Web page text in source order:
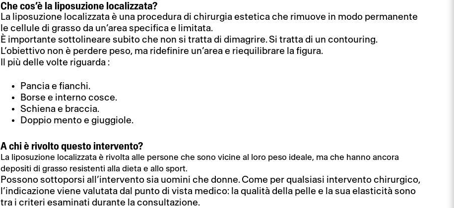
Che cos’è la liposuzione localizzata?
La liposuzione localizzata è una procedura di chirurgia estetica che rimuove in modo permanente
le cellule di grasso da un’area specifica e limitata.
È importante sottolineare subito che non si tratta di dimagrire. Si tratta di un contouring.
L’obiettivo non è perdere peso, ma ridefinire un’area e riequilibrare la figura.
Il più delle volte riguarda :
Pancia e fianchi.
Borse e interno cosce.
Schiena e braccia.
Doppio mento e giuggiole.
A chi è rivolto questo intervento?
La liposuzione localizzata è rivolta alle persone che sono vicine al loro peso ideale, ma che hanno ancora
depositi di grasso resistenti alla dieta e allo sport.
Possono sottoporsi all’intervento sia uomini che donne. Come per qualsiasi intervento chirurgico,
l’indicazione viene valutata dal punto di vista medico: la qualità della pelle e la sua elasticità sono
tra i criteri esaminati durante la consultazione.